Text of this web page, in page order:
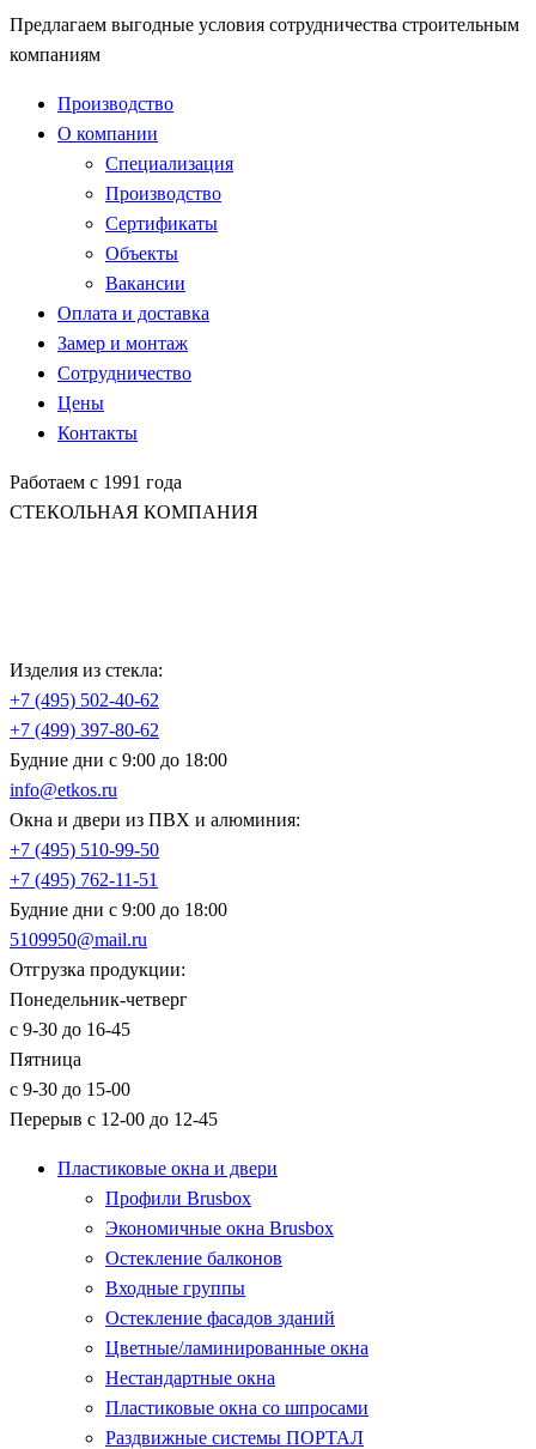
Предлагаем выгодные условия сотрудничества строительным
компаниям
Производство
О компании
Специализация
Производство
Сертификаты
Объекты
Вакансии
Оплата и доставка
Замер и монтаж
Сотрудничество
Цены
Контакты
Работаем с 1991 года
СТЕКОЛЬНАЯ КОМПАНИЯ
Изделия из стекла:
+7 (495) 502-40-62
+7 (499) 397-80-62
Будние дни с 9:00 до 18:00
info@etkos.ru
Окна и двери из ПВХ и алюминия:
+7 (495) 510-99-50
+7 (495) 762-11-51
Будние дни с 9:00 до 18:00
5109950@mail.ru
Отгрузка продукции:
Понедельник-четверг
с 9-30 до 16-45
Пятница
с 9-30 до 15-00
Перерыв с 12-00 до 12-45
Пластиковые окна и двери
Профили Brusbox
Экономичные окна Brusbox
Остекление балконов
Входные группы
Остекление фасадов зданий
Цветные/ламинированные окна
Нестандартные окна
Пластиковые окна со шпросами
Раздвижные системы ПОРТАЛ